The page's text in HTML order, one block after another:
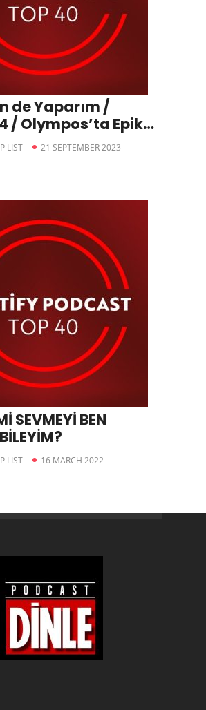
de Yaparım /
/ Olympos’ta Epik
vs Typhon,
LIST 21 SEPTEMBER 2023
SEVMEYİ BEN
LIST 16 MARCH 2022